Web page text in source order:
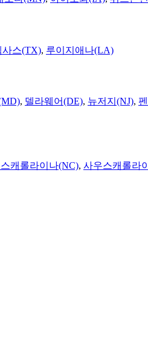
사스(TX), 루이지애나(LA)
, 델라웨어(DE), 뉴저지(NJ),
캐롤라이나(NC), 사우스캐롤라